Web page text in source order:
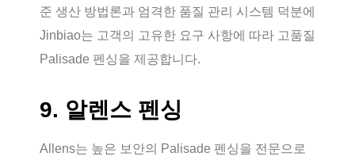
준 생산 방법론과 엄격한 품질 관리 시스템 덕분에
Jinbiao는 고객의 고유한 요구 사항에 따라 고품질
Palisade 펜싱을 제공합니다.
9. 알렌스 펜싱
Allens는 높은 보안의 Palisade 펜싱을 전문으로